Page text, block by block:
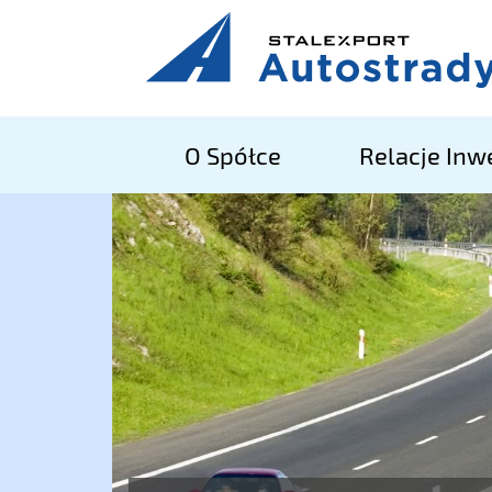
O Spółce Relacje